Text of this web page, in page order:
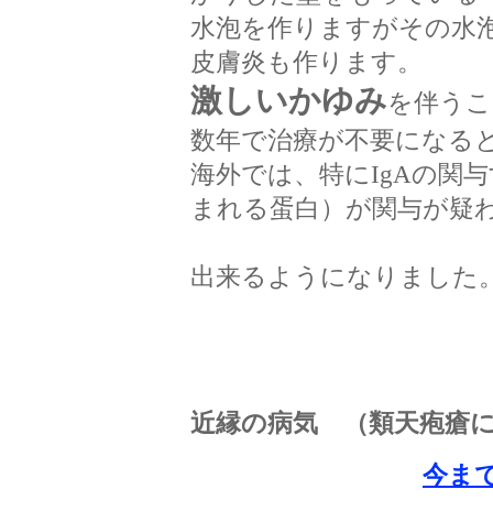
水泡を作りますがその水
皮膚炎も作ります。
激しいかゆみを伴う
数年で治療が不要になる
海外では、特にIgAの関
まれる蛋白）が関与が疑
出来るようになりました
近縁の病気 （類天疱瘡
今ま